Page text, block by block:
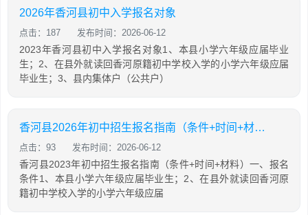
2026年香河县初中入学报名对象
点击：187 发布时间：2026-06-12
2023年香河县初中入学报名对象1、本县小学六年级应届毕业
生；2、在县外就读回香河原籍初中学校入学的小学六年级应届
毕业生；3、县内集体户（公共户）
香河县2026年初中招生报名指南（条件+时间+材料）
点击：93 发布时间：2026-06-12
香河县2023年初中招生报名指南（条件+时间+材料）一、报名
条件1、本县小学六年级应届毕业生；2、在县外就读回香河原
籍初中学校入学的小学六年级应届